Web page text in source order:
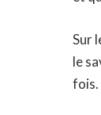
Sur
le
fois.